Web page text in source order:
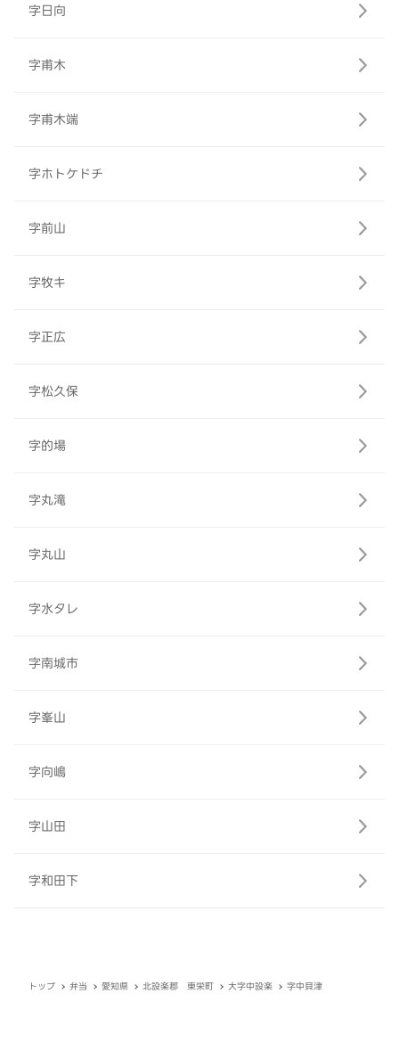
字日向
字甫木
字甫木端
字ホトケドチ
字前山
字牧キ
字正広
字松久保
字的場
字丸滝
字丸山
字水タレ
字南城市
字峯山
字向嶋
字山田
字和田下
トップ 弁当 愛知県 北設楽郡 東栄町 大字中設楽 字中貝津